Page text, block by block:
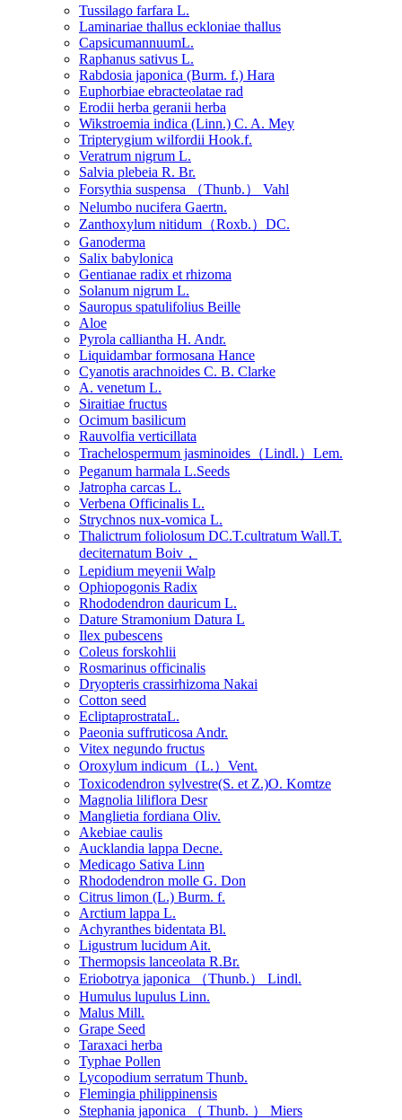
Tussilago farfara L.
Laminariae thallus eckloniae thallus
CapsicumannuumL.
Raphanus sativus L.
Rabdosia japonica (Burm. f.) Hara
Euphorbiae ebracteolatae rad
Erodii herba geranii herba
Wikstroemia indica (Linn.) C. A. Mey
Tripterygium wilfordii Hook.f.
Veratrum nigrum L.
Salvia plebeia R. Br.
Forsythia suspensa （Thunb.） Vahl
Nelumbo nucifera Gaertn.
Zanthoxylum nitidum（Roxb.）DC.
Ganoderma
Salix babylonica
Gentianae radix et rhizoma
Solanum nigrum L.
Sauropus spatulifolius Beille
Aloe
Pyrola calliantha H. Andr.
Liquidambar formosana Hance
Cyanotis arachnoides C. B. Clarke
A. venetum L.
Siraitiae fructus
Ocimum basilicum
Rauvolfia verticillata
Trachelospermum jasminoides（Lindl.）Lem.
Peganum harmala L.Seeds
Jatropha carcas L.
Verbena Officinalis L.
Strychnos nux-vomica L.
Thalictrum foliolosum DC.T.cultratum Wall.T.
deciternatum Boiv，
Lepidium meyenii Walp
Ophiopogonis Radix
Rhododendron dauricum L.
Dature Stramonium Datura L
Ilex pubescens
Coleus forskohlii
Rosmarinus officinalis
Dryopteris crassirhizoma Nakai
Cotton seed
EcliptaprostrataL.
Paeonia suffruticosa Andr.
Vitex negundo fructus
Oroxylum indicum（L.）Vent.
Toxicodendron sylvestre(S. et Z.)O. Komtze
Magnolia liliflora Desr
Manglietia fordiana Oliv.
Akebiae caulis
Aucklandia lappa Decne.
Medicago Sativa Linn
Rhododendron molle G. Don
Citrus limon (L.) Burm. f.
Arctium lappa L.
Achyranthes bidentata Bl.
Ligustrum lucidum Ait.
Thermopsis lanceolata R.Br.
Eriobotrya japonica （Thunb.） Lindl.
Humulus lupulus Linn.
Malus Mill.
Grape Seed
Taraxaci herba
Typhae Pollen
Lycopodium serratum Thunb.
Flemingia philippinensis
Stephania japonica （ Thunb. ） Miers